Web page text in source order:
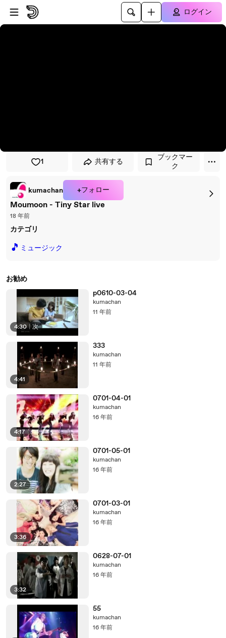
プレイヤーにスキップ
メインコンテンツにスキップ
ログイン
1 共有する
ブックマー
ク
kumachan +フォロー
Moumoon - Tiny Star live
18 年前
カテゴリ
🎵 ミュージック
お勧め
4:30 | 次
p0610-03-04
kumachan
11 年前
4:41
333
kumachan
11 年前
4:17
0701-04-01
kumachan
16 年前
2:27
0701-05-01
kumachan
16 年前
3:36
0701-03-01
kumachan
16 年前
3:32
0628-07-01
kumachan
16 年前
55
kumachan
16 年前